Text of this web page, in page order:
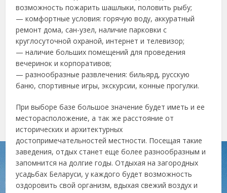
возможность пожарить шашлыки, половить рыбу;
— комфортные условия: горячую воду, аккуратный
ремонт дома, сан-узел, наличие парковки с
круглосуточной охраной, интернет и телевизор;
— наличие больших помещений для проведения
вечеринок и корпоративов;
— разнообразные развлечения: бильярд, русскую
баню, спортивные игры, экскурсии, конные прогулки.
При выборе базе большое значение будет иметь и ее
месторасположение, а так же расстояние от
исторических и архитектурных
достопримечательностей местности. Посещая такие
заведения, отдых станет еще более разнообразным и
запомнится на долгие годы. Отдыхая на загородных
усадьбах Беларуси, у каждого будет возможность
оздоровить свой организм, вдыхая свежий воздух и